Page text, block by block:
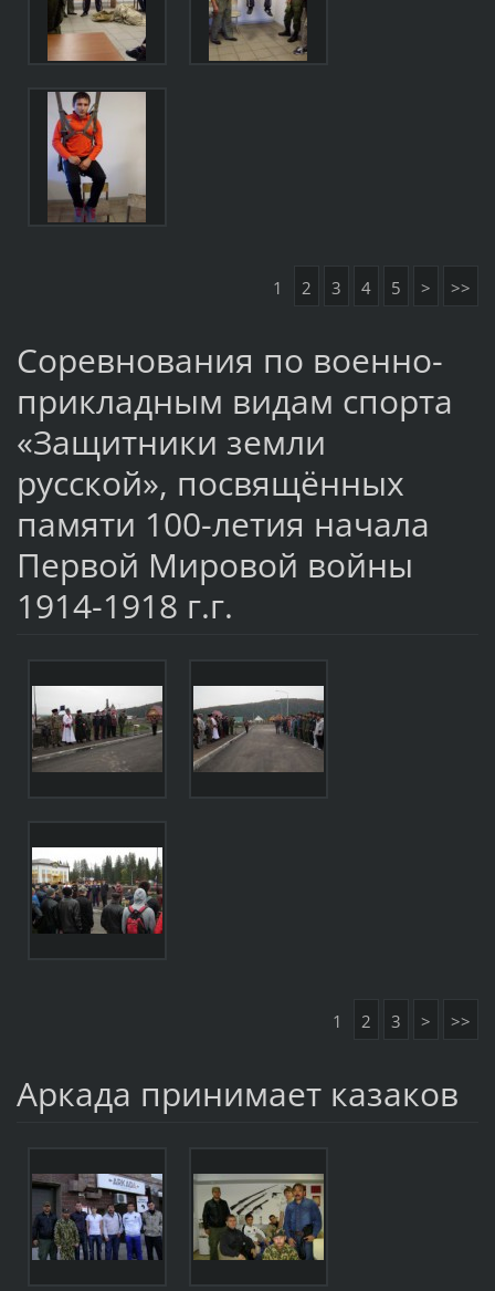
1 2 3 4 5 > >>
Соревнования по военно-
прикладным видам спорта
«Защитники земли
русской», посвящённых
памяти 100-летия начала
Первой Мировой войны
1914-1918 г.г.
1 2 3 > >>
Аркада принимает казаков